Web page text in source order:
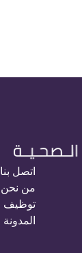
اتصل بنا
من نحن
توظيف
المدونة